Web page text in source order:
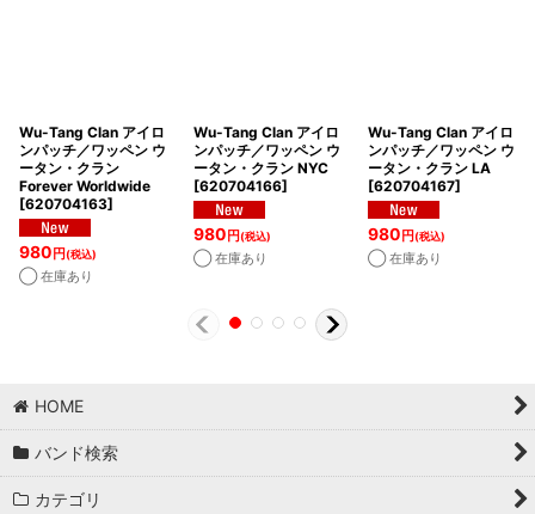
Wu-Tang Clan アイロ
ンパッチ／ワッペン ウ
ータン・クラン
Forever Worldwide
[620704163]
980 円(税込)
◯ 在庫あり
Wu-Tang Clan アイロ
ンパッチ／ワッペン ウ
ータン・クラン NYC
[620704166]
980 円(税込)
◯ 在庫あり
Wu-Tang Clan アイロ
ンパッチ／ワッペン ウ
ータン・クラン LA
[620704167]
980 円(税込)
◯ 在庫あり
HOME
バンド検索
カテゴリ